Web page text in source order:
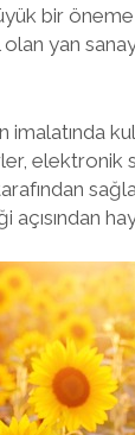
bir öneme
yan
imalatında
açısından